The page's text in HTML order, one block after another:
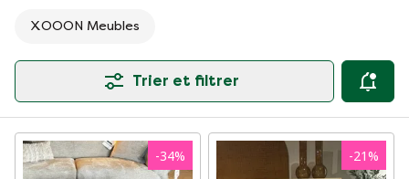
XOOON Meubles
Trier et filtrer
-34% -21%